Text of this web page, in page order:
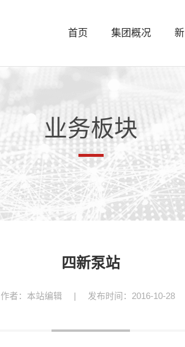
首页 集团概况
业务板块
四新泵站
作者：本站编辑 | 发布时间：2016-10-28